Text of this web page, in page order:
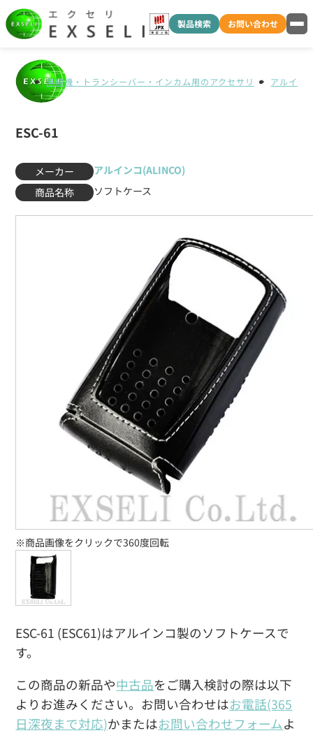
製品検索 お問い合わせ
無線機・トランシーバー・インカム用のアクセサリ アルイン
ESC-61
メーカー
アルインコ(ALINCO)
商品名称
ソフトケース
ESC-61 (ESC61)はアルインコ製のソフトケースで
す。
この商品の新品や中古品をご購入検討の際は以下
よりお進みください。お問い合わせはお電話(365
日深夜まで対応)かまたはお問い合わせフォームよ
※商品画像をクリックで360度回転